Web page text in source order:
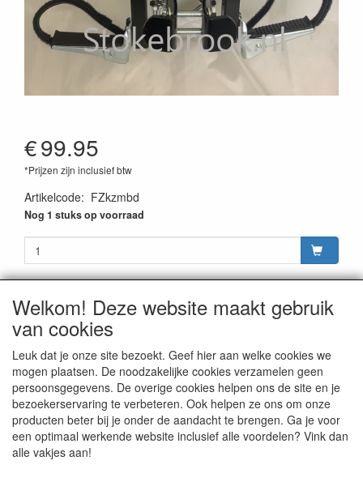
€99.95
*Prijzen zijn inclusief btw
Artikelcode: FZkzmbd
Nog 1 stuks op voorraad
CONTACTGEGEVENS
Rijwielhandel Stokebrook
Stadsweg 27
9917 PV Wirdum (Gn.)
E-mail: stokebrook@xs4all.nl
Telefoon: 0596 - 571646
Welkom! Deze website maakt gebruik
van cookies
Leuk dat je onze site bezoekt. Geef hier aan welke cookies we
mogen plaatsen. De noodzakelijke cookies verzamelen geen
persoonsgegevens. De overige cookies helpen ons de site en je
bezoekerservaring te verbeteren. Ook helpen ze ons om onze
producten beter bij je onder de aandacht te brengen. Ga je voor
een optimaal werkende website inclusief alle voordelen? Vink dan
alle vakjes aan!